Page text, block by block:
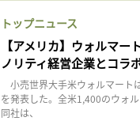
トップニュース
【アメリカ】ウォルマ
ノリティ経営企業とコラ
小売世界大手米ウォルマート
を発表した。全米1,400のウォ
同社は、